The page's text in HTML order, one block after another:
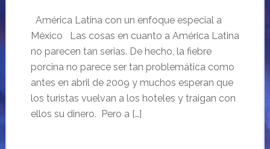
América Latina con un enfoque especial a
México Las cosas en cuanto a América Latina
no parecen tan serias. De hecho, la fiebre
porcina no parece ser tan problemática como
antes en abril de 2009 y muchos esperan que
los turistas vuelvan a los hoteles y traigan con
ellos su dinero. Pero a […]